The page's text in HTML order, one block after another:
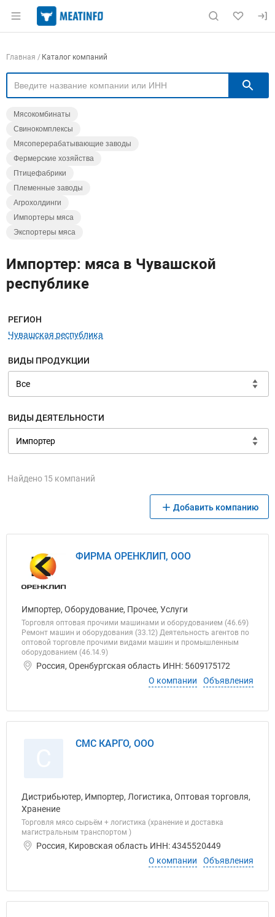
Раздел навигации по сайту meatinfo.ru
Навигация по компаниям
Главная Каталог компаний
Мясокомбинаты
Свинокомплексы
Мясоперерабатывающие заводы
Фермерские хозяйства
Птицефабрики
Племенные заводы
Агрохолдинги
Импортеры мяса
Экспортеры мяса
Импортер: мяса в Чувашской
республике
Меню навигации
РЕГИОН
Чувашская республика
ВИДЫ ПРОДУКЦИИ
ВИДЫ ДЕЯТЕЛЬНОСТИ
Найдено 15 компаний
Добавить компанию
ФИРМА ОРЕНКЛИП, ООО
Импортер, Оборудование, Прочее, Услуги
Торговля оптовая прочими машинами и оборудованием (46.69)
Ремонт машин и оборудования (33.12) Деятельность агентов по
оптовой торговле прочими видами машин и промышленным
оборудованием (46.14.9)
Россия, Оренбургская область ИНН: 5609175172
О компании
Объявления
СМС КАРГО, ООО
Дистрибьютер, Импортер, Логистика, Оптовая торговля,
Хранение
Торговля мясо сырьём + логистика (хранение и доставка
магистральным транспортом )
Россия, Кировская область ИНН: 4345520449
О компании
Объявления